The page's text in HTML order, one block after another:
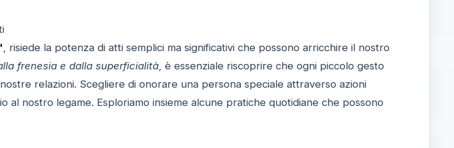
, risiede la potenza di atti semplici ma significativi che possono arricchire il nostro
frenesia e dalla superficialità, è essenziale riscoprire che ogni piccolo gesto
relazioni. Scegliere di onorare una persona speciale attraverso azioni
al nostro legame. Esploriamo insieme alcune pratiche quotidiane che possono